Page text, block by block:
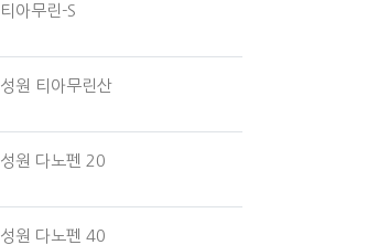
티아무린-S
성원 티아무린산
성원 다노펜 20
성원 다노펜 40